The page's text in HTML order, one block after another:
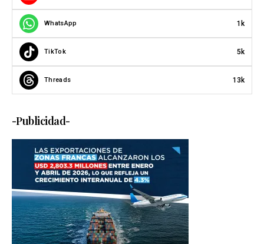
WhatsApp 1k
TikTok 5k
Threads 13k
-Publicidad-